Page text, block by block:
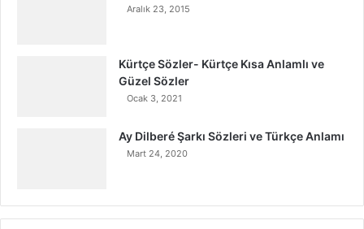
Aralık 23, 2015
Kürtçe Sözler- Kürtçe Kısa Anlamlı ve
Güzel Sözler
Ocak 3, 2021
Ay Dilberé Şarkı Sözleri ve Türkçe Anlamı
Mart 24, 2020